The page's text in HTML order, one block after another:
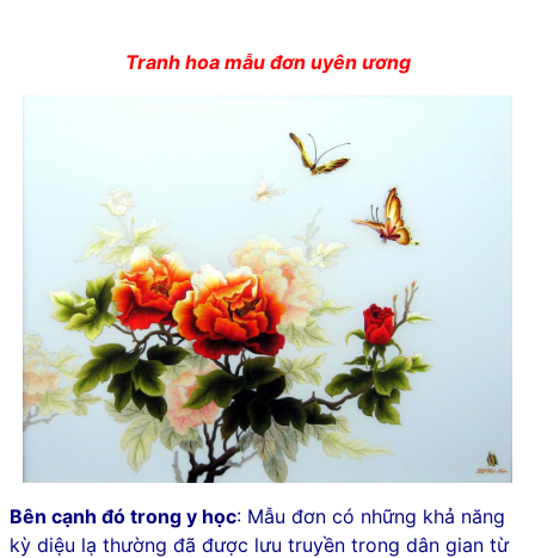
Tranh hoa mẫu đơn uyên ương
Bên cạnh đó trong y học: Mẫu đơn có những khả năng
kỳ diệu lạ thường đã được lưu truyền trong dân gian từ